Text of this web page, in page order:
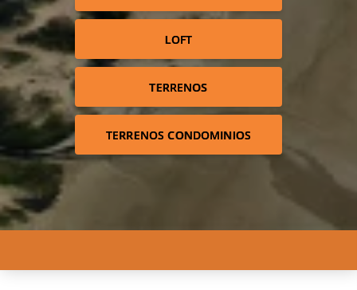
LOFT
TERRENOS
TERRENOS CONDOMINIOS